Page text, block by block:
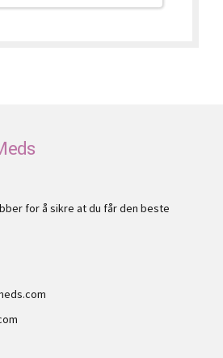
for å sikre at du får den beste